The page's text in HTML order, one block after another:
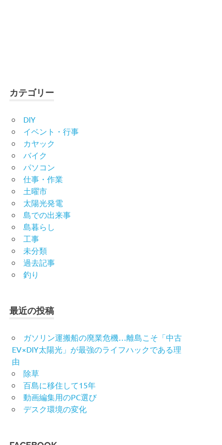
カテゴリー
DIY
イベント・行事
カヤック
バイク
パソコン
仕事・作業
土曜市
太陽光発電
島での出来事
島暮らし
工事
未分類
過去記事
釣り
最近の投稿
ガソリン運搬船の廃業危機…離島こそ「中古
EV×DIY太陽光」が最強のライフハックである理
由
除草
百島に移住して15年
動画編集用のPC選び
デスク環境の変化